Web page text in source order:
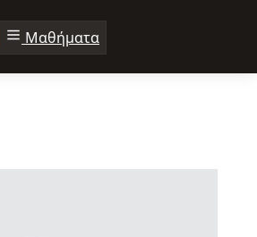
Μαθήματα